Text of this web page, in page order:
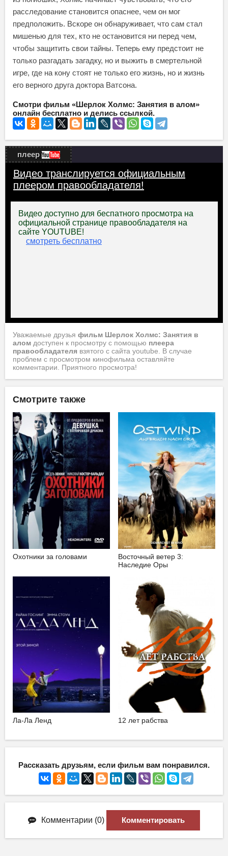
расследование становится опаснее, чем он мог
предположить. Вскоре он обнаруживает, что сам стал
мишенью для тех, кто не остановится ни перед чем,
чтобы защитить свои тайны. Теперь ему предстоит не
только разгадать загадку, но и выжить в смертельной
игре, где на кону стоят не только его жизнь, но и жизнь
его верного друга доктора Ватсона.
Смотри фильм «Шерлок Холмс: Занятия в алом»
онлайн бесплатно и делись ссылкой.
плеер
Видео транслируется официальным
плеером правообладателя!
Уважаемые друзья фильм Шерлок Холмс: Занятия в
алом доступен к просмотру с помощью плеера
правообладателя взятого с сайта youtube. В случае
проблем с просмотром кинофильма оставляйте
комментарии. Приятного просмотра!
Смотрите также
Охотники за головами
Восточный ветер 3:
Наследие Оры
Ла-Ла Ленд 12 лет рабства
Рассказать друзьям, если фильм вам понравился.
Комментарии (0) Комментировать